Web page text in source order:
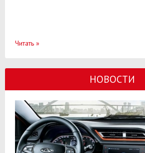
Читать »
НОВОСТИ